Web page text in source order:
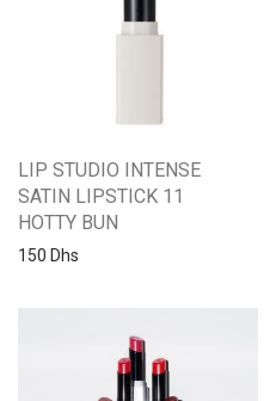
LIP STUDIO INTENSE
SATIN LIPSTICK 11
HOTTY BUN
150 Dhs